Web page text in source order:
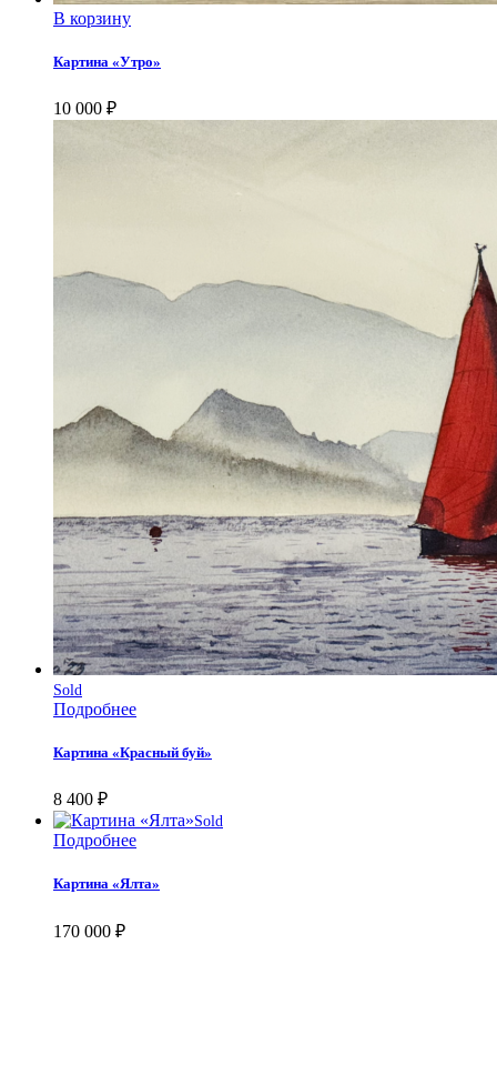
В корзину
Картина «Утро»
10 000 ₽
Sold
Подробнее
Картина «Красный буй»
8 400 ₽
Sold
Подробнее
Картина «Ялта»
170 000 ₽